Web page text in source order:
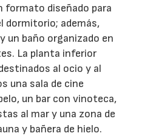
formato diseñado para
dormitorio; además,
un baño organizado en
La planta inferior
al ocio y al
una sala de cine
un bar con vinoteca,
al mar y una zona de
y bañera de hielo.